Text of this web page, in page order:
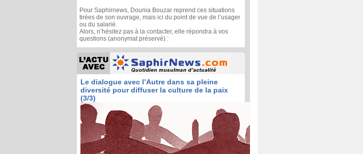
Pour Saphirnews, Dounia Bouzar reprend ces situations
tirées de son ouvrage, mais ici du point de vue de l’usager
ou du salarié.
Alors, n’hésitez pas à la contacter, elle répondra à vos
questions (anonymat préservé) :
Le dialogue avec l’Autre dans sa pleine
diversité pour diffuser la culture de la paix
(3/3)